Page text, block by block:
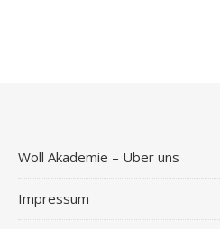
Woll Akademie – Über uns
Impressum